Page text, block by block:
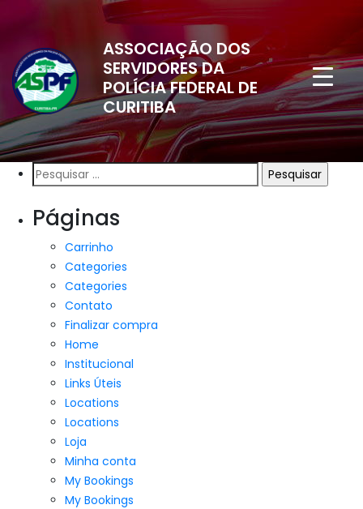
ASSOCIAÇÃO DOS
SERVIDORES DA
POLÍCIA FEDERAL DE
CURITIBA
Pesquisar
por:
Páginas
Carrinho
Categories
Categories
Contato
Finalizar compra
Home
Institucional
Links Úteis
Locations
Locations
Loja
Minha conta
My Bookings
My Bookings